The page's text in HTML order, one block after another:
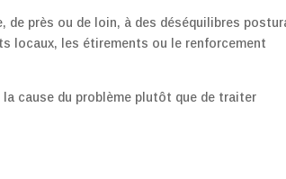
près ou de loin, à des déséquilibres
locaux, les étirements ou le renforcement
cause du problème plutôt que de traiter